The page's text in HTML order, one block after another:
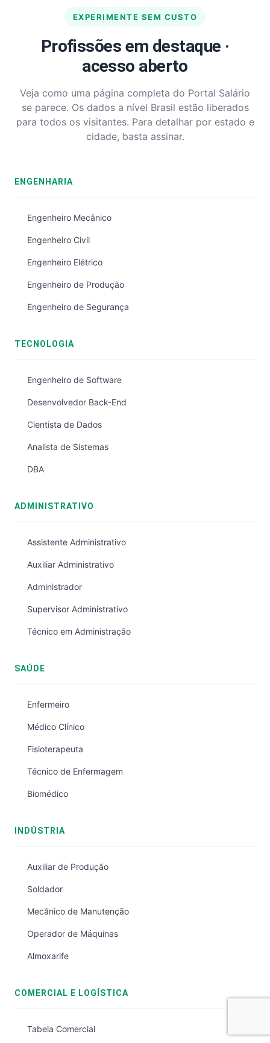
EXPERIMENTE SEM CUSTO
Profissões em destaque ·
acesso aberto
Veja como uma página completa do Portal Salário
se parece. Os dados a nível Brasil estão liberados
para todos os visitantes. Para detalhar por estado e
cidade, basta assinar.
ENGENHARIA
Engenheiro Mecânico
Engenheiro Civil
Engenheiro Elétrico
Engenheiro de Produção
Engenheiro de Segurança
TECNOLOGIA
Engenheiro de Software
Desenvolvedor Back-End
Cientista de Dados
Analista de Sistemas
DBA
ADMINISTRATIVO
Assistente Administrativo
Auxiliar Administrativo
Administrador
Supervisor Administrativo
Técnico em Administração
SAÚDE
Enfermeiro
Médico Clínico
Fisioterapeuta
Técnico de Enfermagem
Biomédico
INDÚSTRIA
Auxiliar de Produção
Soldador
Mecânico de Manutenção
Operador de Máquinas
Almoxarife
COMERCIAL E LOGÍSTICA
Tabela Comercial